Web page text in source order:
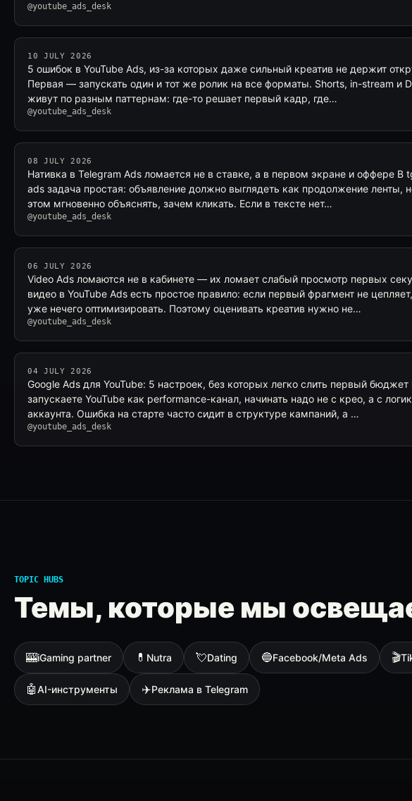
@youtube_ads_desk
10 JULY 2026
5 ошибок в YouTube Ads, из-за которых даже сильный креатив не держит
Первая — запускать один и тот же ролик на все форматы. Shorts, in-stream и
живут по разным паттернам: где-то решает первый кадр, где…
@youtube_ads_desk
08 JULY 2026
Нативка в Telegram Ads ломается не в ставке, а в первом экране и оффере В
ads задача простая: объявление должно выглядеть как продолжение ленты,
этом мгновенно объяснять, зачем кликать. Если в тексте нет…
@youtube_ads_desk
06 JULY 2026
Video Ads ломаются не в кабинете — их ломает слабый просмотр первых
видео в YouTube Ads есть простое правило: если первый фрагмент не
уже нечего оптимизировать. Поэтому оценивать креатив нужно не…
@youtube_ads_desk
04 JULY 2026
Google Ads для YouTube: 5 настроек, без которых легко слить первый бюджет
запускаете YouTube как performance-канал, начинать надо не с крео, а с
аккаунта. Ошибка на старте часто сидит в структуре кампаний, а …
@youtube_ads_desk
TOPIC HUBS
Темы, которые мы
🎰iGaming partner 💊 Nutra 💘Dating 🔵Facebook/Meta Ads 🎬
🤖AI-инструменты ✈️Реклама в Telegram